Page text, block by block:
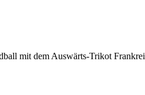
mit dem Auswärts-Trikot